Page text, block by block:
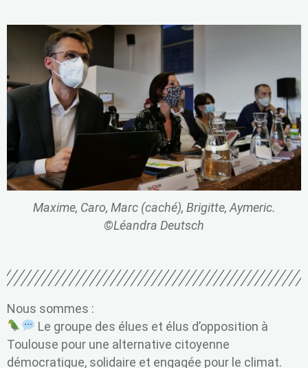
Maxime, Caro, Marc (caché), Brigitte, Aymeric.
©Léandra Deutsch
Nous sommes :
Le groupe des élues et élus d’opposition à
Toulouse pour une alternative citoyenne
démocratique, solidaire et engagée pour le climat.